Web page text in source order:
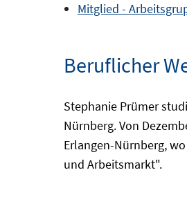
Mitglied -
Beruflicher
Stephanie Prümer
Nürnberg. Von
Erlangen-Nürnberg,
und Arbeitsmarkt".